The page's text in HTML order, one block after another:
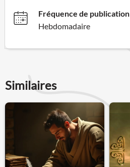
Fréquence de publication
Hebdomadaire
Similaires